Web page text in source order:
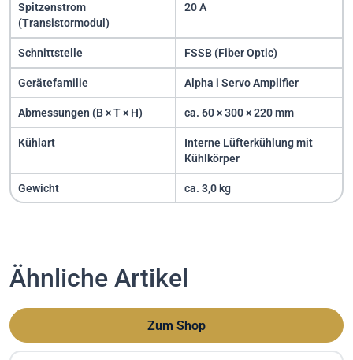
Spitzenstrom
(Transistormodul)
20 A
Schnittstelle FSSB (Fiber Optic)
Gerätefamilie Alpha i Servo Amplifier
Abmessungen (B × T × H) ca. 60 × 300 × 220 mm
Kühlart
Interne Lüfterkühlung mit
Kühlkörper
Gewicht ca. 3,0 kg
Ähnliche Artikel
Zum Shop